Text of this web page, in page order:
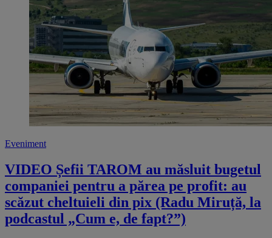
Eveniment
VIDEO Șefii TAROM au măsluit bugetul
companiei pentru a părea pe profit: au
scăzut cheltuieli din pix (Radu Miruță, la
podcastul „Cum e, de fapt?”)